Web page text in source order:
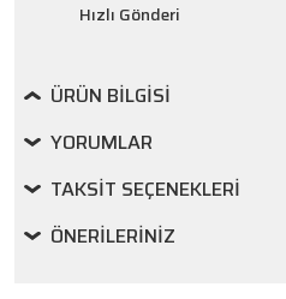
Hızlı Gönderi
ÜRÜN BILGISI
YORUMLAR
TAKSIT SEÇENEKLERI
ÖNERILERINIZ